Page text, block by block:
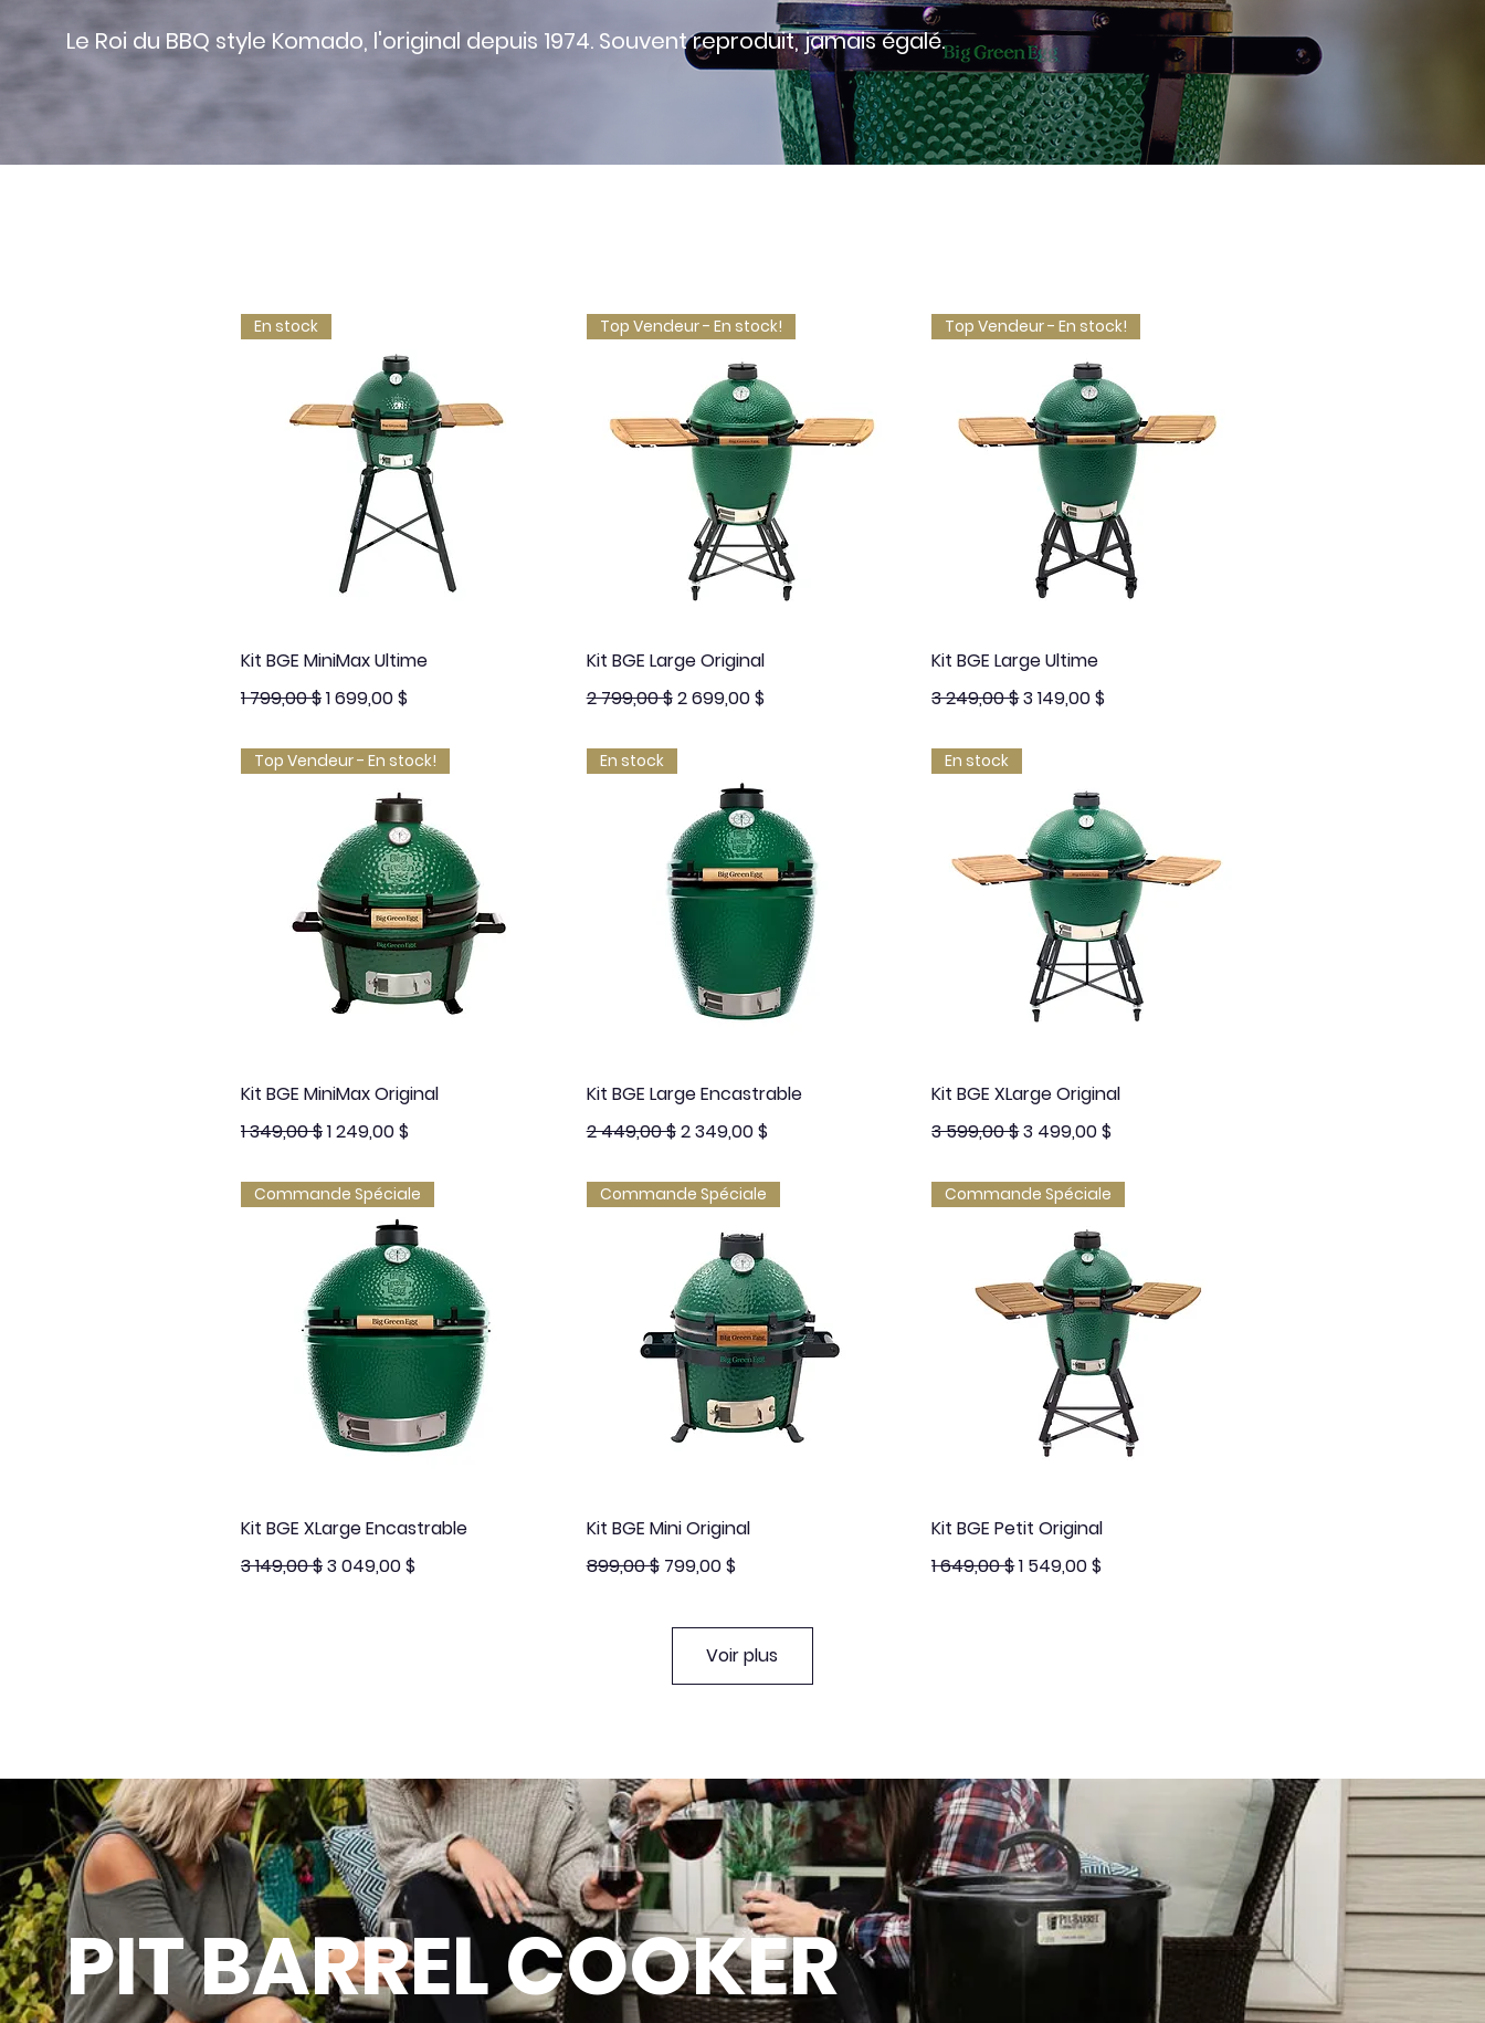
Le Roi du BBQ style Komado, l'original depuis 1974. Souvent reproduit, jamais égalé.
Aperçu rapide
En stock
Kit BGE MiniMax Ultime
Prix original
1 799,00 $Prix promotionnel
1 699,00 $
Aperçu rapide
Top Vendeur - En stock!
Kit BGE Large Original
Prix original
2 799,00 $Prix promotionnel
2 699,00 $
Aperçu rapide
Top Vendeur - En stock!
Kit BGE Large Ultime
Prix original
3 249,00 $Prix promotionnel
3 149,00 $
Aperçu rapide
Top Vendeur - En stock!
Kit BGE MiniMax Original
Prix original
1 349,00 $Prix promotionnel
1 249,00 $
Aperçu rapide
En stock
Kit BGE Large Encastrable
Prix original
2 449,00 $Prix promotionnel
2 349,00 $
Aperçu rapide
En stock
Kit BGE XLarge Original
Prix original
3 599,00 $Prix promotionnel
3 499,00 $
Aperçu rapide
Commande Spéciale
Kit BGE XLarge Encastrable
Prix original
3 149,00 $Prix promotionnel
3 049,00 $
Aperçu rapide
Commande Spéciale
Kit BGE Mini Original
Prix original
899,00 $ Prix promotionnel
799,00 $
Aperçu rapide
Commande Spéciale
Kit BGE Petit Original
Prix original
1 649,00 $Prix promotionnel
1 549,00 $
Voir plus
PIT BARREL COOKER